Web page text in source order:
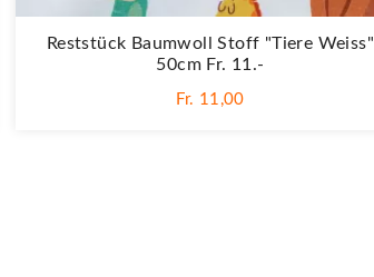
Reststück Baumwoll Stoff "Tiere Weiss"
50cm Fr. 11.-
Fr. 11,00